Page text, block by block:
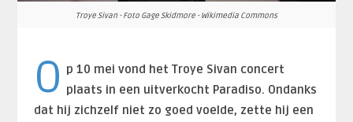
Troye Sivan - Foto Gage Skidmore - Wikimedia Commons
O p 10 mei vond het Troye Sivan concert
plaats in een uitverkocht Paradiso. Ondanks
dat hij zichzelf niet zo goed voelde, zette hij een